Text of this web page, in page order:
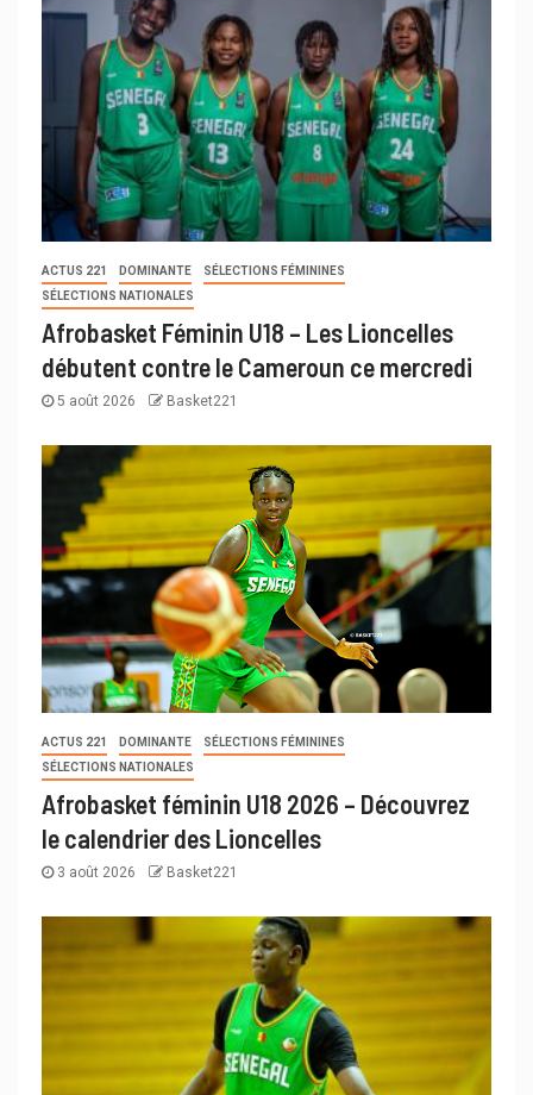
ACTUS 221 DOMINANTE
SÉLECTIONS FÉMININES
SÉLECTIONS NATIONALES
Afrobasket Féminin U18 – Les Lioncelles
débutent contre le Cameroun ce mercredi
5 août 2026 Basket221
ACTUS 221 DOMINANTE
SÉLECTIONS FÉMININES
SÉLECTIONS NATIONALES
Afrobasket féminin U18 2026 – Découvrez
le calendrier des Lioncelles
3 août 2026 Basket221